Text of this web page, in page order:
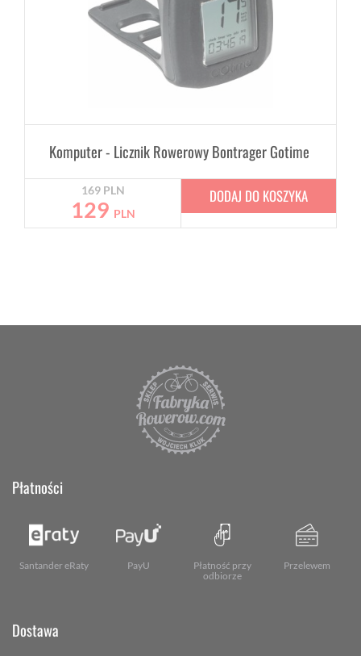
Komputer - Licznik Rowerowy Bontrager Gotime
169 PLN
129 PLN
DODAJ DO KOSZYKA
Płatności
Santander eRaty PayU
Płatność przy
odbiorze
Przelewem
Dostawa